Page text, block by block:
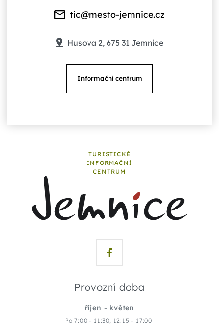
tic@mesto-jemnice.cz
Husova 2, 675 31 Jemnice
Informační centrum
TURISTICKÉ
INFORMAČNÍ
CENTRUM
Provozní doba
říjen - květen
Po 7:00 - 11:30, 12:15 - 17:00